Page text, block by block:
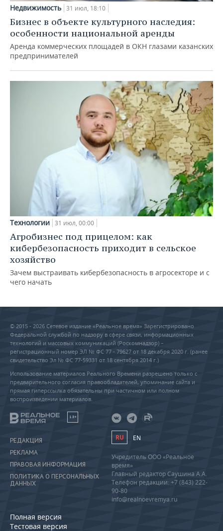
Недвижимость 31 июл, 18:10
Бизнес в объекте культурного наследия:
особенности национальной аренды
Аренда коммерческих площадей в ОКН глазами казанских
предпринимателей
Технологии 31 июл, 00:00
Агробизнес под прицелом: как
кибербезопасность приходит в сельское
хозяйство
Зачем выстраивать кибербезопасность в агросекторе и с
чего начать
© 2015 - 2026 Сетевое издание «Реальное время» Зарегистрировано
Федеральной службой по надзору в сфере связи, информационных
технологий и массовых коммуникаций (Роскомнадзор) –
регистрационный номер ЭЛ № ФС 77 - 79627 от 18 декабря 2020 г. (ранее
свидетельство Эл № ФС 77-59331 от 18 сентября 2014 г.)
Использование материалов Реального Времени разрешено только с
предварительного согласия правообладателей, упоминание сайта и
прямая гиперссылка обязательны при частичном или полном
воспроизведении материалов.
18+
РЕДАКЦИЯ
РЕКЛАМА
ПРАВОВАЯ ИНФОРМАЦИЯ
ПОЛИТИКА О ПЕРСОНАЛЬНЫХ
ДАННЫХ
Полная версия
Тестовая версия
RU EN
Учредитель ООО «Реальное
время»
Главный редактор Саушина А.А.
Телефон редакции: +7 (843) 222-
90-80
info@realnoevremya.ru